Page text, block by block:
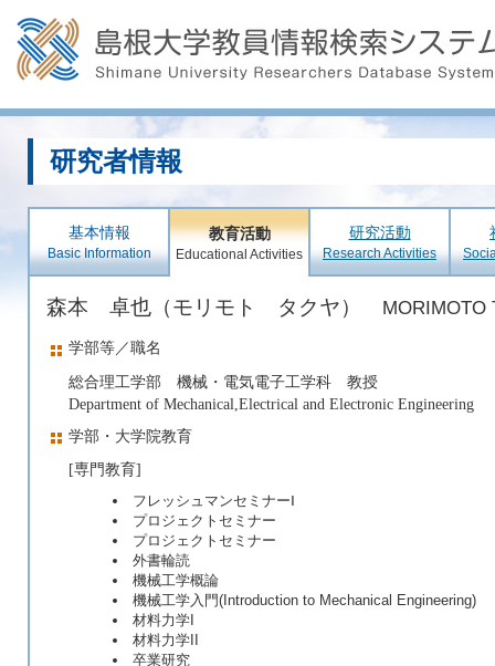
研究者情報
基本情報
Basic Information
教育活動
Educational Activities
研究活動
Research Activities
森本 卓也（モリモト タクヤ） MORIMOTO
学部等／職名
総合理工学部 機械・電気電子工学科 教授
Department of Mechanical,Electrical and Electronic Engineering
学部・大学院教育
[専門教育]
フレッシュマンセミナーⅠ
プロジェクトセミナー
プロジェクトセミナー
外書輪読
機械工学概論
機械工学入門(Introduction to Mechanical Engineering)
材料力学I
材料力学II
卒業研究